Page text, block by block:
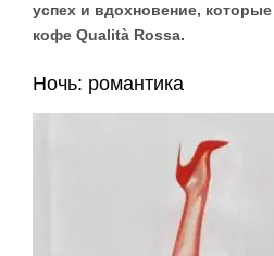
успех и вдохновение,
кофе Qualità Rossa.
Ночь: романтика